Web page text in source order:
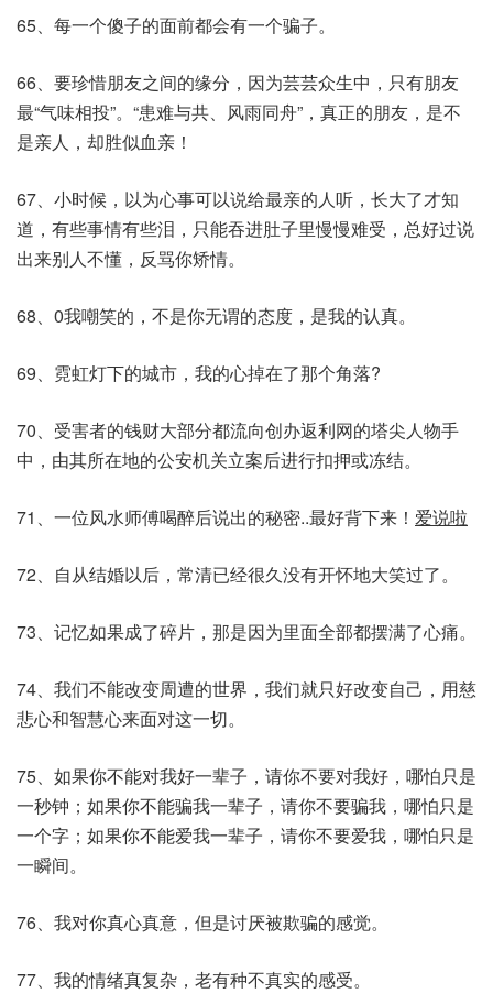
65、每一个傻子的面前都会有一个骗子。
66、要珍惜朋友之间的缘分，因为芸芸众生中，只有朋友
最“气味相投”。“患难与共、风雨同舟”，真正的朋友，是不
是亲人，却胜似血亲！
67、小时候，以为心事可以说给最亲的人听，长大了才知
道，有些事情有些泪，只能吞进肚子里慢慢难受，总好过说
出来别人不懂，反骂你矫情。
68、0我嘲笑的，不是你无谓的态度，是我的认真。
69、霓虹灯下的城市，我的心掉在了那个角落?
70、受害者的钱财大部分都流向创办返利网的塔尖人物手
中，由其所在地的公安机关立案后进行扣押或冻结。
71、一位风水师傅喝醉后说出的秘密..最好背下来！ 爱说啦
72、自从结婚以后，常清已经很久没有开怀地大笑过了。
73、记忆如果成了碎片，那是因为里面全部都摆满了心痛。
74、我们不能改变周遭的世界，我们就只好改变自己，用慈
悲心和智慧心来面对这一切。
75、如果你不能对我好一辈子，请你不要对我好，哪怕只是
一秒钟；如果你不能骗我一辈子，请你不要骗我，哪怕只是
一个字；如果你不能爱我一辈子，请你不要爱我，哪怕只是
一瞬间。
76、我对你真心真意，但是讨厌被欺骗的感觉。
77、我的情绪真复杂，老有种不真实的感受。